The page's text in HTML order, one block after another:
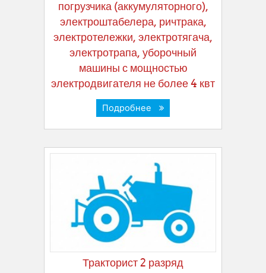
погрузчика (аккумуляторного),
электроштабелера, ричтрака,
электротележки, электротягача,
электротрапа, уборочный
машины с мощностью
электродвигателя не более 4 квт
Подробнее
Тракторист 2 разряд